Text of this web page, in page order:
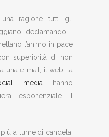
ragione tutti gli
declamando i
l’animo in pace
superiorità di non
una e-mail, il web, la
mediahanno
esponenziale il
a lume di candela,